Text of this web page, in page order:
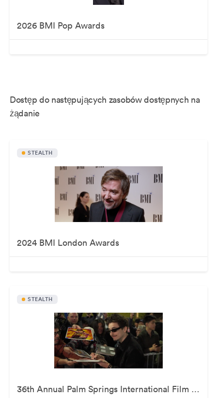
2026 BMI Pop Awards
Dostęp do następujących zasobów dostępnych na
żądanie
STEALTH
2024 BMI London Awards
STEALTH
36th Annual Palm Springs International Film Awards